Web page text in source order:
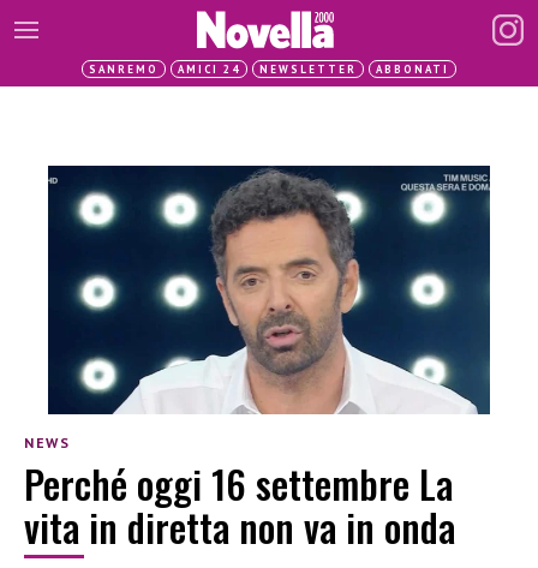
SANREMO AMICI 24 NEWSLETTER ABBONATI
NEWS
Perché oggi 16 settembre La
vita in diretta non va in onda